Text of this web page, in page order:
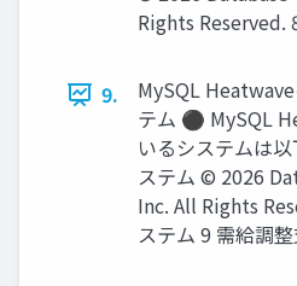
Rights Reserved.
9.
MySQL
テム ⚫ MySQL
いるシステムは
ステム © 2026
Inc. All Rights
ステム 9 需給調